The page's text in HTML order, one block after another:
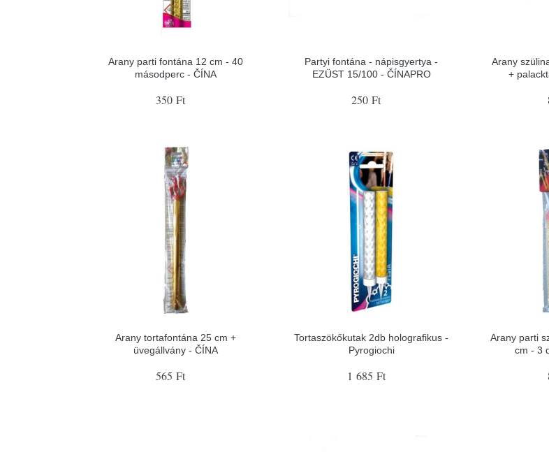
Arany parti fontána 12 cm - 40
másodperc - ČÍNA
350 Ft
Partyi fontána - nápisgyertya -
EZÜST 15/100 - ČÍNAPRO
250 Ft
Arany
+
Arany tortafontána 25 cm +
üvegállvány - ČÍNA
565 Ft
Tortaszökőkutak 2db holografikus -
Pyrogiochi
1 685 Ft
Arany parti
cm - 3